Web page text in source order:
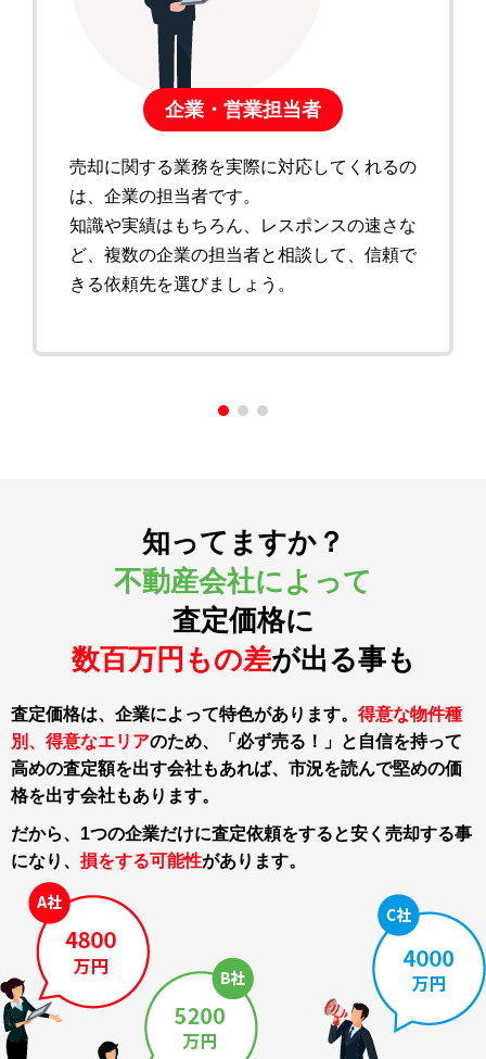
企業・営業担当者
売却に関する業務を実際に対応してくれるの
は、企業の担当者です。
知識や実績はもちろん、レスポンスの速さな
ど、複数の企業の担当者と相談して、信頼で
きる依頼先を選びましょう。
知ってますか？
不動産会社によって
査定価格に
数百万円もの差が出る事も
査定価格は、企業によって特色があります。 得意な物件種
別、得意なエリアのため、「必ず売る！」と自信を持って
高めの査定額を出す会社もあれば、市況を読んで堅めの価
格を出す会社もあります。
だから、1つの企業だけに査定依頼をすると安く売却する事
になり、 損をする可能性があります。